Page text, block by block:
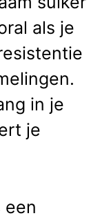
als je
in je
je
een